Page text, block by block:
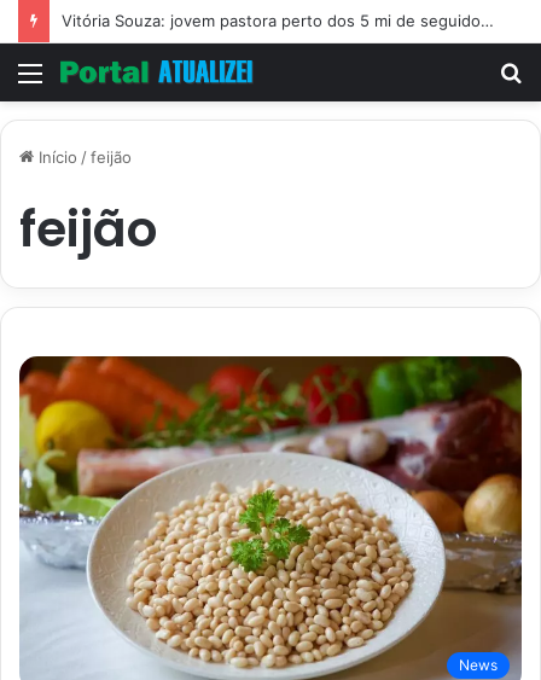
Vitória Souza: jovem pastora perto dos 5 mi de seguidores na web
Menu
Início /feijão
feijão
News